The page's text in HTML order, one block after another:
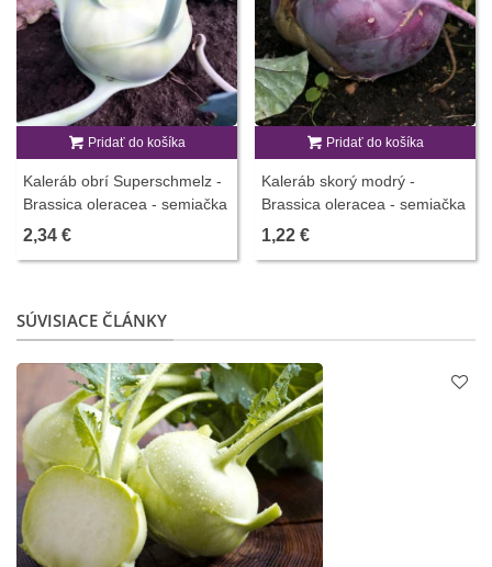
Pridať do košíka
Kaleráb obrí Superschmelz -
Brassica oleracea - semiačka
- 150 ks
2,34 €
Pridať do košíka
Kaleráb skorý modrý -
Brassica oleracea - semiačka
- 50 ks
1,22 €
SÚVISIACE ČLÁNKY